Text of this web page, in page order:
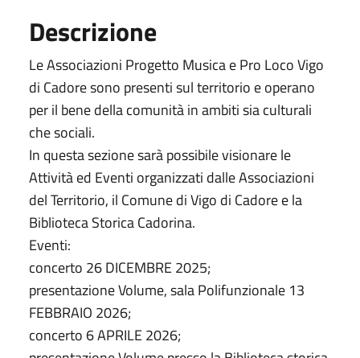
Descrizione
Le Associazioni Progetto Musica e Pro Loco Vigo
di Cadore sono presenti sul territorio e operano
per il bene della comunità in ambiti sia culturali
che sociali.
In questa sezione sarà possibile visionare le
Attività ed Eventi organizzati dalle Associazioni
del Territorio, il Comune di Vigo di Cadore e la
Biblioteca Storica Cadorina.
Eventi:
concerto 26 DICEMBRE 2025;
presentazione Volume, sala Polifunzionale 13
FEBBRAIO 2026;
concerto 6 APRILE 2026;